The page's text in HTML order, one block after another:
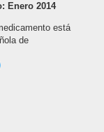
Enero 2014
está
de